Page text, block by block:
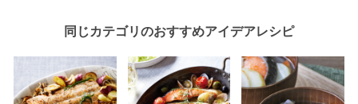
同じカテゴリのおすすめアイデアレシピ